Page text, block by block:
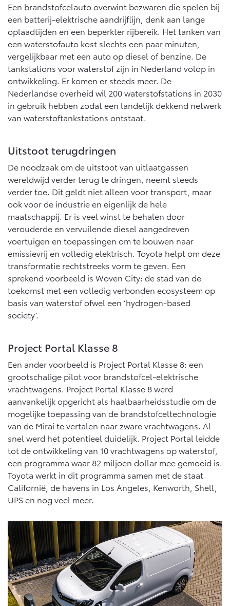
Een brandstofcelauto overwint bezwaren die spelen bij
een batterij-elektrische aandrijflijn, denk aan lange
oplaadtijden en een beperkter rijbereik. Het tanken van
een waterstofauto kost slechts een paar minuten,
vergelijkbaar met een auto op diesel of benzine. De
tankstations voor waterstof zijn in Nederland volop in
ontwikkeling. Er komen er steeds meer. De
Nederlandse overheid wil 200 waterstofstations in 2030
in gebruik hebben zodat een landelijk dekkend netwerk
van waterstoftankstations ontstaat.
Uitstoot terugdringen
De noodzaak om de uitstoot van uitlaatgassen
wereldwijd verder terug te dringen, neemt steeds
verder toe. Dit geldt niet alleen voor transport, maar
ook voor de industrie en eigenlijk de hele
maatschappij. Er is veel winst te behalen door
verouderde en vervuilende diesel aangedreven
voertuigen en toepassingen om te bouwen naar
emissievrij en volledig elektrisch. Toyota helpt om deze
transformatie rechtstreeks vorm te geven. Een
sprekend voorbeeld is Woven City: de stad van de
toekomst met een volledig verbonden ecosysteem op
basis van waterstof ofwel een ‘hydrogen-based
society’.
Project Portal Klasse 8
Een ander voorbeeld is Project Portal Klasse 8: een
grootschalige pilot voor brandstofcel-elektrische
vrachtwagens. Project Portal Klasse 8 werd
aanvankelijk opgericht als haalbaarheidsstudie om de
mogelijke toepassing van de brandstofceltechnologie
van de Mirai te vertalen naar zware vrachtwagens. Al
snel werd het potentieel duidelijk. Project Portal leidde
tot de ontwikkeling van 10 vrachtwagens op waterstof,
een programma waar 82 miljoen dollar mee gemoeid is.
Toyota werkt in dit programma samen met de staat
Californië, de havens in Los Angeles, Kenworth, Shell,
UPS en nog veel meer.